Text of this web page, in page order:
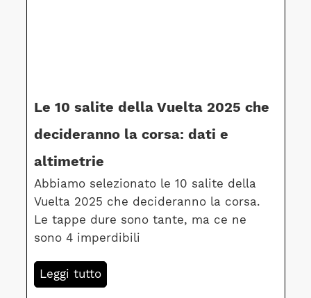
Le 10 salite della Vuelta 2025 che
decideranno la corsa: dati e
altimetrie
Abbiamo selezionato le 10 salite della
Vuelta 2025 che decideranno la corsa.
Le tappe dure sono tante, ma ce ne
sono 4 imperdibili
Leggi tutto